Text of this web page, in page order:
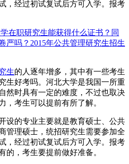
，经过初试复试后方可入学。报考
在职研究生能获得什么证书？ 同
严吗？ 2015年公共管理研究生招生
生的人逐年增多，其中有一些考生
生好考吗。河北大学是我国一所重
然时具有一定的难度，不过也取决
，考生可以提前有所了解。
的专业主要就是教育硕士、公共
管理硕士，统招研究生需要参加全
，经过初试复试后方可入学。报考
的，考生要提前做好准备。